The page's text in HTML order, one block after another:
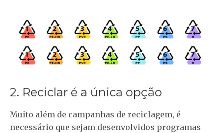
2. Reciclar é a única opção
Muito além de campanhas de reciclagem, é
necessário que sejam desenvolvidos programas